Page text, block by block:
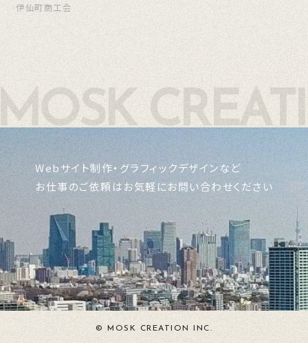
伊仙町商工会
Webサイト制作・グラフィックデザインなど
お仕事のご依頼はお気軽にお問い合わせください
© MOSK CREATION INC.